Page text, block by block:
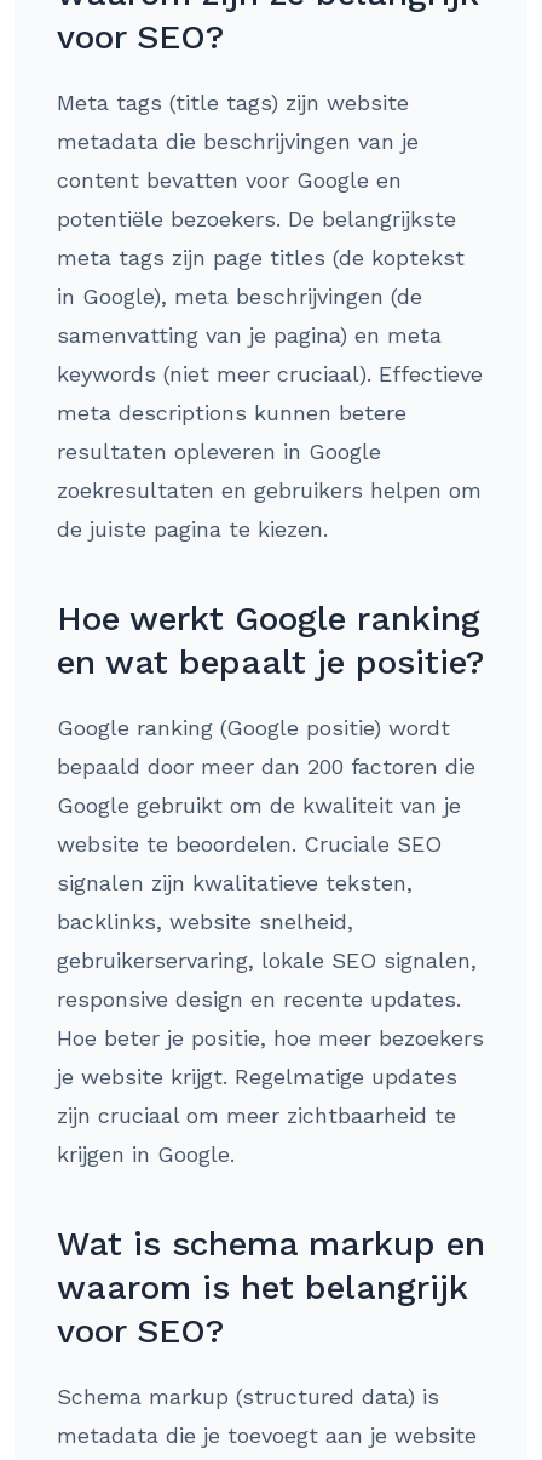
voor SEO?
Meta tags (title tags) zijn website
metadata die beschrijvingen van je
content bevatten voor Google en
potentiële bezoekers. De belangrijkste
meta tags zijn page titles (de koptekst
in Google), meta beschrijvingen (de
samenvatting van je pagina) en meta
keywords (niet meer cruciaal). Effectieve
meta descriptions kunnen betere
resultaten opleveren in Google
zoekresultaten en gebruikers helpen om
de juiste pagina te kiezen.
Hoe werkt Google ranking
en wat bepaalt je positie?
Google ranking (Google positie) wordt
bepaald door meer dan 200 factoren die
Google gebruikt om de kwaliteit van je
website te beoordelen. Cruciale SEO
signalen zijn kwalitatieve teksten,
backlinks, website snelheid,
gebruikerservaring, lokale SEO signalen,
responsive design en recente updates.
Hoe beter je positie, hoe meer bezoekers
je website krijgt. Regelmatige updates
zijn cruciaal om meer zichtbaarheid te
krijgen in Google.
Wat is schema markup en
waarom is het belangrijk
voor SEO?
Schema markup (structured data) is
metadata die je toevoegt aan je website